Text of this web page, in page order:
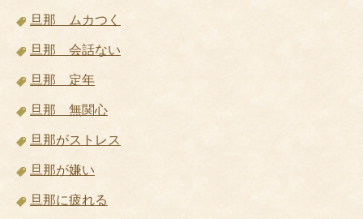
旦那 ムカつく
旦那 会話ない
旦那 定年
旦那 無関心
旦那がストレス
旦那が嫌い
旦那に疲れる